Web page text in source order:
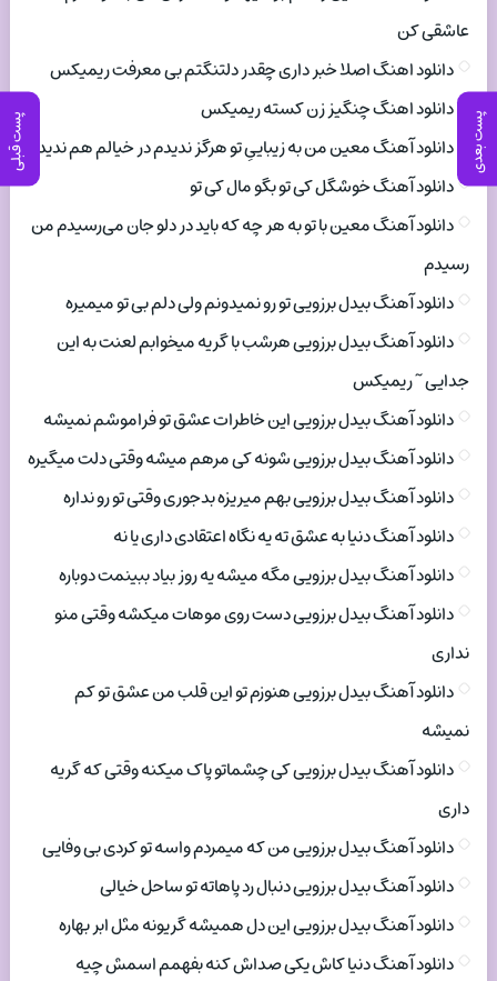
پست بعدی پست قبلی
عاشقی کن
دانلود اهنگ اصلا خبر داری چقدر دلتنگتم بی معرفت ریمیکس
دانلود اهنگ چنگیز زن کسته ریمیکس
دانلود آهنگ معین من به زیباییِ تو هرگز ندیدم در خیالم هم ندیدم
دانلود آهنگ خوشگل کی تو بگو مال کی تو
دانلود آهنگ معین با تو به هر چه که باید در دلو جان می‌رسیدم من
رسیدم
دانلود آهنگ بیدل برزویی تو رو نمیدونم ولی دلم بی تو میمیره
دانلود آهنگ بیدل برزویی هرشب با گریه میخوابم لعنت به این
جدایی ~ ریمیکس
دانلود آهنگ بیدل برزویی این خاطرات عشق تو فراموشم نمیشه
دانلود آهنگ بیدل برزویی شونه کی مرهم میشه وقتی دلت میگیره
دانلود آهنگ بیدل برزویی بهم میریزه بدجوری وقتی تو رو نداره
دانلود آهنگ دنیا به عشق ته یه نگاه اعتقادی داری یا نه
دانلود آهنگ بیدل برزویی مگه میشه یه روز بیاد ببینمت دوباره
دانلود آهنگ بیدل برزویی دست روی موهات میکشه وقتی منو
نداری
دانلود آهنگ بیدل برزویی هنوزم تو این قلب من عشق تو کم
نمیشه
دانلود آهنگ بیدل برزویی کی چشماتو پاک میکنه وقتی که گریه
داری
دانلود آهنگ بیدل برزویی من که میمردم واسه تو کردی بی وفایی
دانلود آهنگ بیدل برزویی دنبال رد پاهاته تو ساحل خیالی
دانلود آهنگ بیدل برزویی این دل همیشه گریونه مثل ابر بهاره
دانلود آهنگ دنیا کاش یکی صداش کنه بفهمم اسمش چیه